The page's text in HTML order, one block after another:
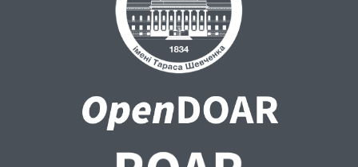
економічної безпеки, запропоновано їх
класифікацію за рівнем компетенції
(загальної, спеціальної, підтримуючої), а
також обґрунтовано напрями
Бюро економічної безпеки та Ради бізнес-
омбудсмена.
засобам (інструментам) забезпечення